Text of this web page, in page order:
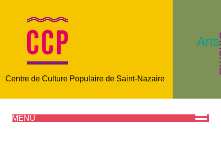
Centre de Culture Populaire de Saint-Nazaire
MENU